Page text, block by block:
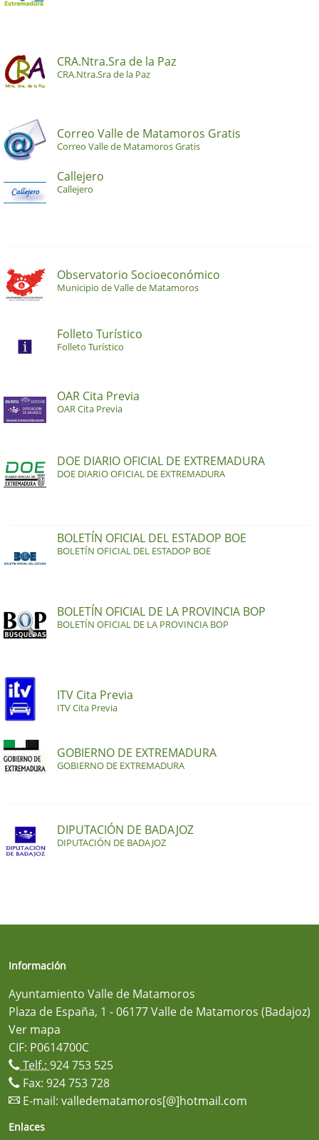
CRA.Ntra.Sra de la Paz
CRA.Ntra.Sra de la Paz
Correo Valle de Matamoros Gratis
Correo Valle de Matamoros Gratis
Callejero
Callejero
Observatorio Socioeconómico
Municipio de Valle de Matamoros
Folleto Turístico
Folleto Turístico
OAR Cita Previa
OAR Cita Previa
DOE DIARIO OFICIAL DE EXTREMADURA
DOE DIARIO OFICIAL DE EXTREMADURA
BOLETÍN OFICIAL DEL ESTADOP BOE
BOLETÍN OFICIAL DEL ESTADOP BOE
BOLETÍN OFICIAL DE LA PROVINCIA BOP
BOLETÍN OFICIAL DE LA PROVINCIA BOP
ITV Cita Previa
ITV Cita Previa
GOBIERNO DE EXTREMADURA
GOBIERNO DE EXTREMADURA
DIPUTACIÓN DE BADAJOZ
DIPUTACIÓN DE BADAJOZ
Información
Ayuntamiento Valle de Matamoros
Plaza de España, 1 - 06177 Valle de Matamoros (Badajoz)
Ver mapa
CIF: P0614700C
Telf.: 924 753 525
Fax: 924 753 728
E-mail: valledematamoros[@]hotmail.com
Enlaces